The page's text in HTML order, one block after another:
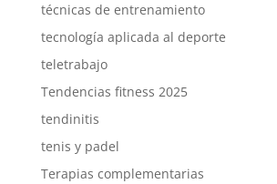
técnicas de entrenamiento
tecnología aplicada al deporte
teletrabajo
Tendencias fitness 2025
tendinitis
tenis y padel
Terapias complementarias